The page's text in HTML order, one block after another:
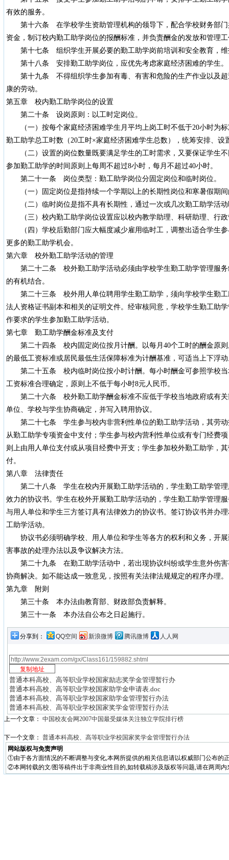
有效的服务。
第十六条 在学校学生资助管理机构的领导下，配合学校财务部门
资金，制订校内勤工助学岗位的报酬标准，并负责酬金的发放和管理
第十七条 组织学生开展必要的勤工助学岗前培训和安全教育，维
第十八条 安排勤工助学岗位，应优先考虑家庭经济困难的学生。
第十九条 不得组织学生参加有毒、有害和危险的生产作业以及超
康的劳动。
第五章 校内勤工助学岗位的设置
第二十条 设岗原则：以工时定岗位。
（一）按每个家庭经济困难学生月平均上岗工时不低于20小时为标
勤工助学总工时数（20工时×家庭经济困难学生总数），统筹安排、设
（二）设置的岗位数量既要满足学生的工时需求，又要保证学生不
参加勤工助学的时间原则上每周不超过8小时，每月不超过40小时。
第二十一条 岗位类型：勤工助学岗位分固定岗位和临时岗位。
（一）固定岗位是指持续一个学期以上的长期性岗位和寒暑假期间
（二）临时岗位是指不具有长期性，通过一次或几次勤工助学活动
（三）校内勤工助学岗位设置应以校内教学助理、科研助理、行政
（四）学校后勤部门应大幅度减少雇用临时工，调整出适合学生参
更多的勤工助学机会。
第六章 校外勤工助学活动的管理
第二十二条 校外勤工助学活动必须由学校学生勤工助学管理服务
的有机结合。
第二十三条 校外用人单位聘用学生勤工助学，须向学校学生勤工
法人资格证书副本和相关的证明文件。经审核同意，学校学生勤工助
作要求的学生参加勤工助学活动。
第七章 勤工助学酬金标准及支付
第二十四条 校内固定岗位按月计酬。以每月40个工时的酬金原则
的最低工资标准或居民最低生活保障标准为计酬基准，可适当上下浮动
第二十五条 校内临时岗位按小时计酬。每小时酬金可参照学校当
工资标准合理确定，原则上不低于每小时8元人民币。
第二十六条 校外勤工助学酬金标准不应低于学校当地政府或有关
单位、学校与学生协商确定，并写入聘用协议。
第二十七条 学生参与校内非营利性单位的勤工助学活动，其劳动
从勤工助学专项资金中支付；学生参与校内营利性单位或有专门经费
则上由用人单位支付或从项目经费中开支；学生参加校外勤工助学，
付。
第八章 法律责任
第二十八条 学生在校内开展勤工助学活动的，学生勤工助学管理
效力的协议书。学生在校外开展勤工助学活动的，学生勤工助学管理
与用人单位和学生三方签订具有法律效力的协议书。签订协议书并办
工助学活动。
协议书必须明确学校、用人单位和学生等各方的权利和义务，开展
害事故的处理办法以及争议解决方法。
第二十九条 在勤工助学活动中，若出现协议纠纷或学生意外伤害
协商解决。如不能达成一致意见，按照有关法律法规规定的程序办理。
第九章 附则
第三十条 本办法由教育部、财政部负责解释。
第三十一条 本办法自公布之日起施行。
分享到： QQ空间 新浪微博 腾讯微博 人人网
普通本科高校、高等职业学校国家励志奖学金管理暂行办
普通本科高校、高等职业学校国家助学金申请表.doc
普通本科高校、高等职业学校国家助学金管理暂行办法
普通本科高校、高等职业学校国家奖学金管理暂行办法
上一个文章： 中国校友会网2007中国最受媒体关注独立学院排行榜
下一个文章： 普通本科高校、高等职业学校国家奖学金管理暂行办法
网站版权与免责声明
①由于各方面情况的不断调整与变化,本网所提供的相关信息请以权威部门公布的
②本网转载的文/图等稿件出于非商业性目的,如转载稿涉及版权等问题,请在两周内